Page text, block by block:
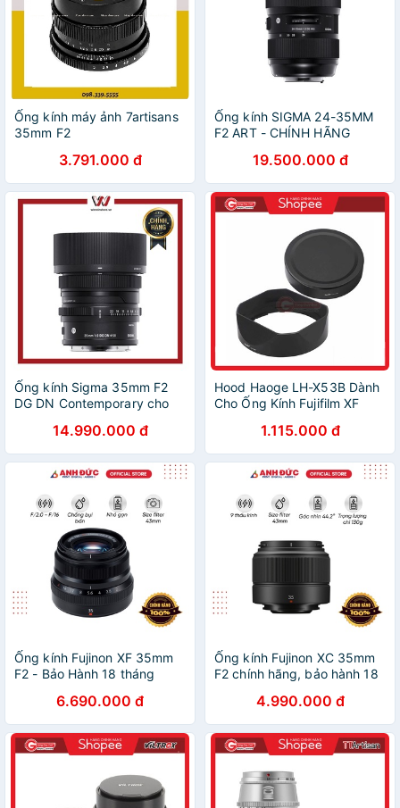
Ống kính máy ảnh 7artisans
35mm F2
3.791.000 đ
Ống kính SIGMA 24-35MM
F2 ART - CHÍNH HÃNG
19.500.000 đ
Ống kính Sigma 35mm F2
DG DN Contemporary cho
14.990.000 đ
Hood Haoge LH-X53B Dành
Cho Ống Kính Fujifilm XF
XF 18mm F2 l Hood vuông
XF 35mm XF 18mm XF
60mm
1.115.000 đ
Ống kính Fujinon XF 35mm
F2 - Bảo Hành 18 tháng
6.690.000 đ
Ống kính Fujinon XC 35mm
F2 chính hãng, bảo hành 18
4.990.000 đ